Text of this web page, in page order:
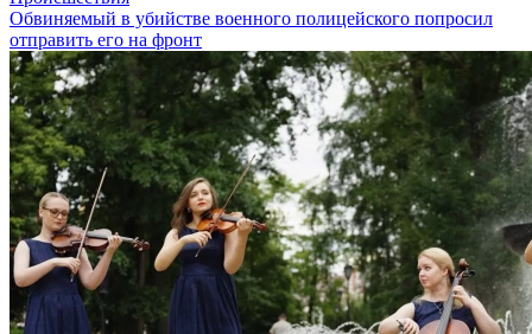
Обвиняемый в убийстве военного полицейского попросил
отправить его на фронт